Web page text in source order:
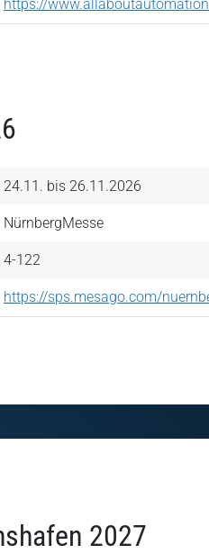
https://
24.11. bis 26.11.2026
NürnbergMesse
4-122
https://sps.mesago.com/
2027